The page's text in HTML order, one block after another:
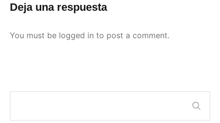
Deja una respuesta
You must be logged in to post a comment.